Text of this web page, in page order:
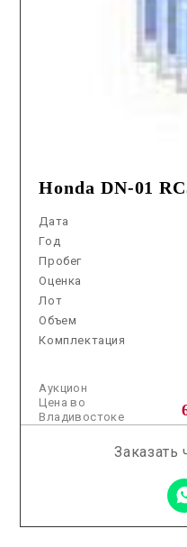
Honda DN-01
Дата
Год
Пробег
Оценка
Лот
Объем
Комплектация
Аукцион
Цена во
Владивостоке
Заказать